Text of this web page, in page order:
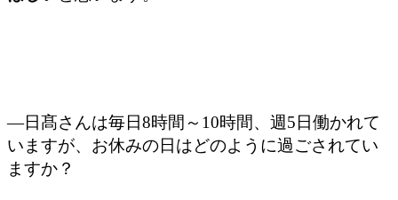
―日髙さんは毎日8時間～10時間、週5日働かれて
いますが、お休みの日はどのように過ごされてい
ますか？